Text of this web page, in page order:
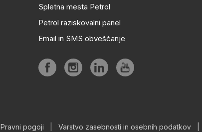
Spletna mesta Petrol
Petrol raziskovalni panel
Email in SMS obveščanje
Pravni pogoji Varstvo zasebnosti in osebnih podatkov